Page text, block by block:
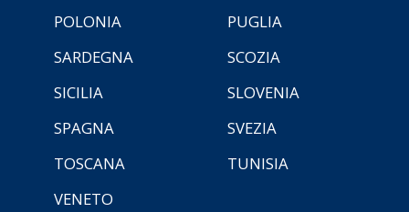
POLONIA
PUGLIA
SARDEGNA
SCOZIA
SICILIA
SLOVENIA
SPAGNA
SVEZIA
TOSCANA
TUNISIA
VENETO